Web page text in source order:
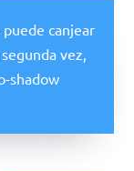
puede canjear
vez,
shadow